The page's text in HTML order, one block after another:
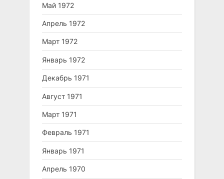
Май 1972
Апрель 1972
Март 1972
Январь 1972
Декабрь 1971
Август 1971
Март 1971
Февраль 1971
Январь 1971
Апрель 1970